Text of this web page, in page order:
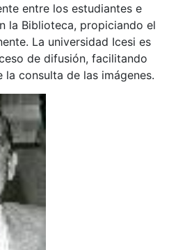
entre los estudiantes e
la Biblioteca, propiciando el
La universidad Icesi es
de difusión, facilitando
consulta de las imágenes.